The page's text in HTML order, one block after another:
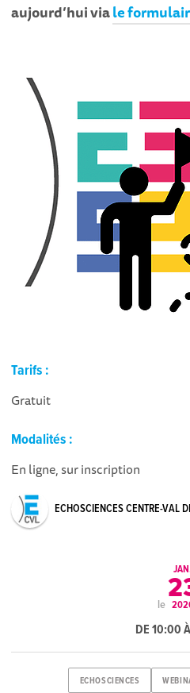
aujourd’hui viale
Tarifs :
Gratuit
Modalités :
En ligne, sur inscription
ECHOSCIENCES CENTRE-VAL
le
DE 10:00
ECHOSCIENCES